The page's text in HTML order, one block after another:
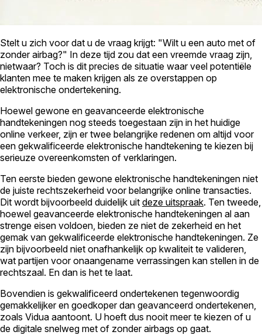
Stelt u zich voor dat u de vraag krijgt: "Wilt u een auto met of
zonder airbag?" In deze tijd zou dat een vreemde vraag zijn,
nietwaar? Toch is dit precies de situatie waar veel potentiële
klanten mee te maken krijgen als ze overstappen op
elektronische ondertekening.
Hoewel gewone en geavanceerde elektronische
handtekeningen nog steeds toegestaan zijn in het huidige
online verkeer, zijn er twee belangrijke redenen om altijd voor
een gekwalificeerde elektronische handtekening te kiezen bij
serieuze overeenkomsten of verklaringen.
Ten eerste bieden gewone elektronische handtekeningen niet
de juiste rechtszekerheid voor belangrijke online transacties.
Dit wordt bijvoorbeeld duidelijk uit deze uitspraak. Ten tweede,
hoewel geavanceerde elektronische handtekeningen al aan
strenge eisen voldoen, bieden ze niet de zekerheid en het
gemak van gekwalificeerde elektronische handtekeningen. Ze
zijn bijvoorbeeld niet onafhankelijk op kwaliteit te valideren,
wat partijen voor onaangename verrassingen kan stellen in de
rechtszaal. En dan is het te laat.
Bovendien is gekwalificeerd ondertekenen tegenwoordig
gemakkelijker en goedkoper dan geavanceerd ondertekenen,
zoals Vidua aantoont. U hoeft dus nooit meer te kiezen of u
de digitale snelweg met of zonder airbags op gaat.